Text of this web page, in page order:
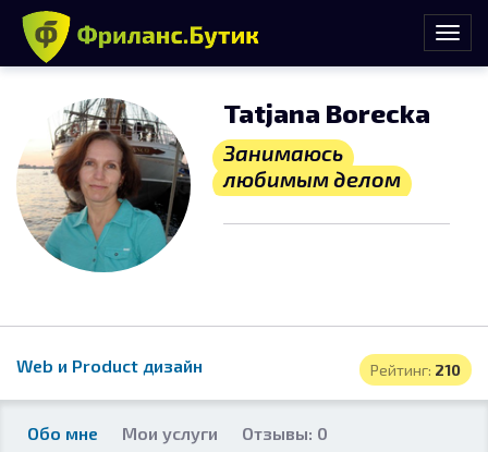
Tatjana Borecka
Занимаюсь
любимым делом
Рейтинг: 210
Web и Product дизайн
Обо мне Мои услуги
Отзывы: 0